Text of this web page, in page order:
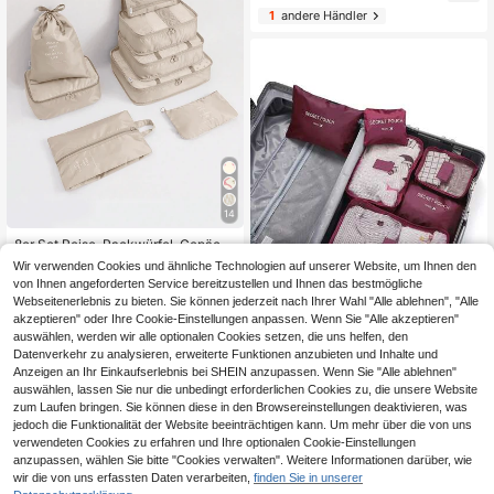
14
8er Set Reise-Packwürfel, Gepäck-
Organizer Taschen mit Schuhbeute
l, Reise-Essentials, geeignet für Rei
se-Rucksack, Reisetasche, Reisea
usrüstung, tragbar
12,06€
ngstasche, Kosmetiktasche, Kleider
-Aufbewahrungs-Netztasche, Koff
1andere Händler
6er Set kleine wasserdichte Reise-
Aufbewahrungstaschen mit Buchst
abenmuster, Packwürfel-Set, Koffer
-Organizer-Taschen, Koffer-Aufbe
wahrungstaschen Reiseaccessoire
s, multifunktionale leichte Aufbewa
hrungstaschen, staubdichte Reiseta
schen, multifunktionale Kleidersorti
7,88€
3andere Händler
Wir verwenden Cookies und ähnliche Technologien auf unserer Website, um Ihnen den
von Ihnen angeforderten Service bereitzustellen und Ihnen das bestmögliche
Webseitenerlebnis zu bieten. Sie können jederzeit nach Ihrer Wahl "Alle ablehnen", "Alle
akzeptieren" oder Ihre Cookie-Einstellungen anpassen. Wenn Sie "Alle akzeptieren"
auswählen, werden wir alle optionalen Cookies setzen, die uns helfen, den
Datenverkehr zu analysieren, erweiterte Funktionen anzubieten und Inhalte und
Anzeigen an Ihr Einkaufserlebnis bei SHEIN anzupassen. Wenn Sie "Alle ablehnen"
auswählen, lassen Sie nur die unbedingt erforderlichen Cookies zu, die unsere Website
zum Laufen bringen. Sie können diese in den Browsereinstellungen deaktivieren, was
jedoch die Funktionalität der Website beeinträchtigen kann. Um mehr über die von uns
verwendeten Cookies zu erfahren und Ihre optionalen Cookie-Einstellungen
anzupassen, wählen Sie bitte "Cookies verwalten". Weitere Informationen darüber, wie
wir die von uns erfassten Daten verarbeiten, finden Sie in unserer